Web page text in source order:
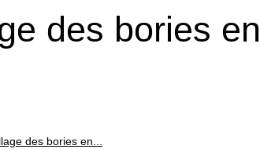
des bories en
des bories en...